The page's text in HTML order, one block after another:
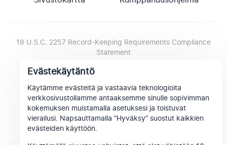
Evästekäytäntö
Käytämme evästeitä ja vastaavia teknologioita
verkkosivustollamme antaaksemme sinulle sopivimman
kokemuksen muistamalla asetuksesi ja toistuvat
vierailusi. Napsauttamalla “Hyväksy” suostut kaikkien
evästeiden käyttöön.
18 U.S.C. 2257 Record-Keeping Requirements Compliance
Statement